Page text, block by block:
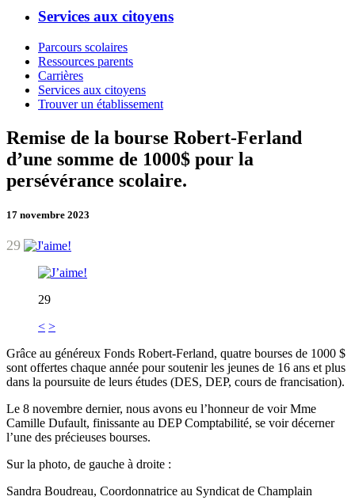
Services aux citoyens
Parcours scolaires
Ressources parents
Carrières
Services aux citoyens
Trouver un établissement
Remise de la bourse Robert-Ferland
d’une somme de 1000$ pour la
persévérance scolaire.
17 novembre 2023
29
29
< >
Grâce au généreux Fonds Robert-Ferland, quatre bourses de 1000 $
sont offertes chaque année pour soutenir les jeunes de 16 ans et plus
dans la poursuite de leurs études (DES, DEP, cours de francisation).
Le 8 novembre dernier, nous avons eu l’honneur de voir Mme
Camille Dufault, finissante au DEP Comptabilité, se voir décerner
l’une des précieuses bourses.
Sur la photo, de gauche à droite :
Sandra Boudreau, Coordonnatrice au Syndicat de Champlain